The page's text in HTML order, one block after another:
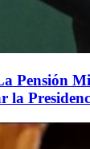
Pensión
la